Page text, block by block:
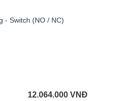
- Switch (NO / NC)
12.064.000 VNĐ